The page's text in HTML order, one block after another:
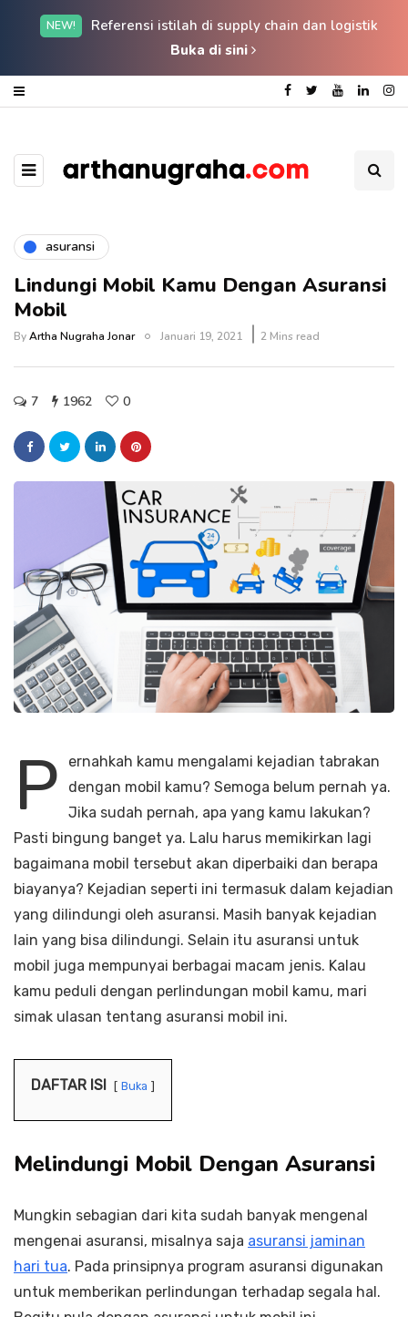
NEW!
Referensi istilah di supply chain dan logistik
Buka di sini
asuransi
Lindungi Mobil Kamu Dengan Asuransi
Mobil
ByArtha Nugraha Jonar Januari 19, 2021 2 Mins read
7 1962 0
P
ernahkah kamu mengalami kejadian tabrakan
dengan mobil kamu? Semoga belum pernah ya.
Jika sudah pernah, apa yang kamu lakukan?
Pasti bingung banget ya. Lalu harus memikirkan lagi
bagaimana mobil tersebut akan diperbaiki dan berapa
biayanya? Kejadian seperti ini termasuk dalam kejadian
yang dilindungi oleh asuransi. Masih banyak kejadian
lain yang bisa dilindungi. Selain itu asuransi untuk
mobil juga mempunyai berbagai macam jenis. Kalau
kamu peduli dengan perlindungan mobil kamu, mari
simak ulasan tentang asuransi mobil ini.
DAFTAR ISI Buka
Melindungi Mobil Dengan Asuransi
Mungkin sebagian dari kita sudah banyak mengenal
mengenai asuransi, misalnya saja asuransi jaminan
hari tua. Pada prinsipnya program asuransi digunakan
untuk memberikan perlindungan terhadap segala hal.